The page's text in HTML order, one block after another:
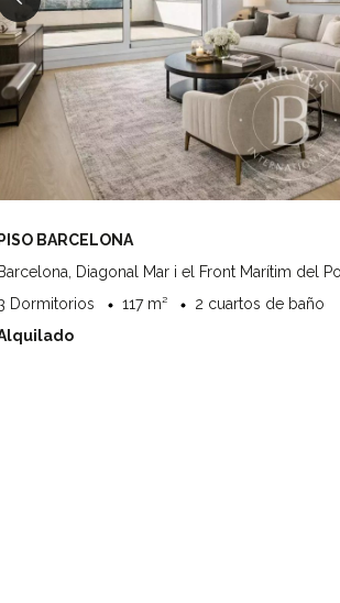
PISO BARCELONA
Barcelona, Diagonal Mar i el Front Marítim del
Dormitorios
117 m²
2 cuartos de baño